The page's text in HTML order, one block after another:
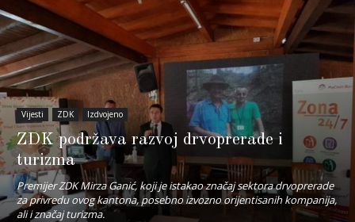
Vijesti ZDK Izdvojeno
ZDK podržava razvoj drvoprerade i
turizma
Premijer ZDK Mirza Ganić, koji je istakao značaj sektora drvoprerade
za privredu ovog kantona, posebno izvozno orijentisanih kompanija,
ali i značaj turizma.